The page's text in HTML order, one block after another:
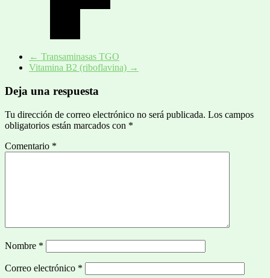
← Transaminasas TGO
Vitamina B2 (riboflavina) →
Deja una respuesta
Tu dirección de correo electrónico no será publicada. Los campos
obligatorios están marcados con *
Comentario *
Nombre *
Correo electrónico *